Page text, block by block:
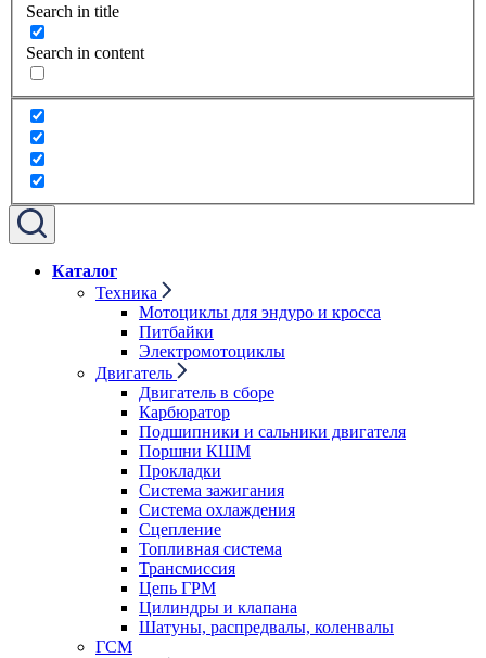
Search in title
Search in content
Каталог
Техника
Мотоциклы для эндуро и кросса
Питбайки
Электромотоциклы
Двигатель
Двигатель в сборе
Карбюратор
Подшипники и сальники двигателя
Поршни КШМ
Прокладки
Система зажигания
Система охлаждения
Сцепление
Топливная система
Трансмиссия
Цепь ГРМ
Цилиндры и клапана
Шатуны, распредвалы, коленвалы
ГСМ